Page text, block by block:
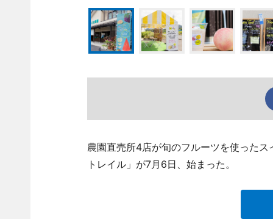
農園直売所4店が旬のフルーツを使った
トレイル」が7月6日、始まった。